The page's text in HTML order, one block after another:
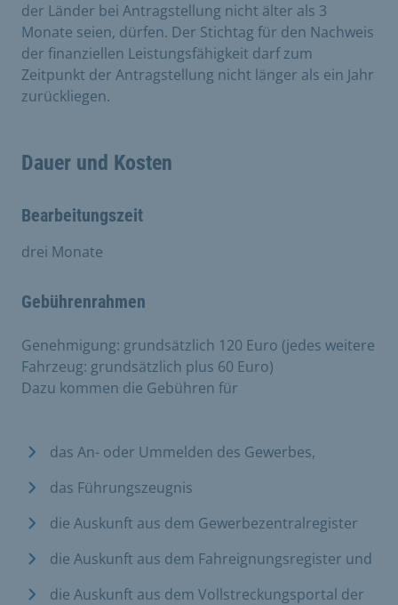
der Länder bei Antragstellung nicht älter als 3
Monate seien, dürfen. Der Stichtag für den Nachweis
der finanziellen Leistungsfähigkeit darf zum
Zeitpunkt der Antragstellung nicht länger als ein Jahr
zurückliegen.
Dauer und Kosten
Bearbeitungszeit
drei Monate
Gebührenrahmen
Genehmigung: grundsätzlich 120 Euro (jedes weitere
Fahrzeug: grundsätzlich plus 60 Euro)
Dazu kommen die Gebühren für
das An- oder Ummelden des Gewerbes,
das Führungszeugnis
die Auskunft aus dem Gewerbezentralregister
die Auskunft aus dem Fahreignungsregister und
die Auskunft aus dem Vollstreckungsportal der